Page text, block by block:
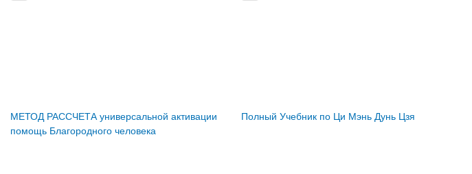
МЕТОД РАССЧЕТА универсальной активации
помощь Благородного человека
Полный Учебник по Ци Мэнь Дунь Цзя